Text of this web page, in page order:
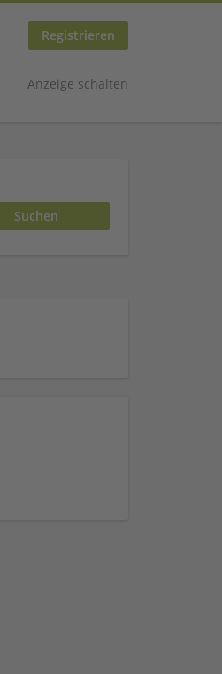
Registrieren
Anzeige schalten